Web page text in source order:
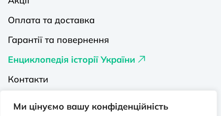
Ми цінуємо вашу конфіденційність
Оплата та доставка
Гарантії та повернення
Енциклопедія історії України
Контакти